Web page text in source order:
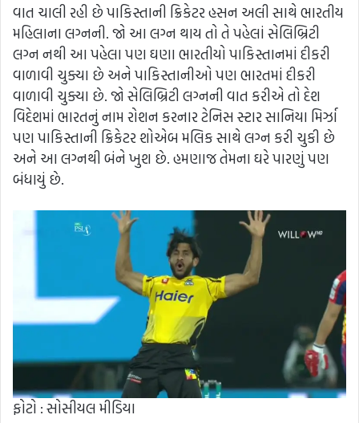
વાત ચાલી રહી છે પાકિસ્તાની ક્રિકેટર હસન અલી સાથે ભારતીય
મહિલાના લગ્નની. જો આ લગ્ન થાય તો તે પહેલાં સેલિબ્રિટી
લગ્ન નથી આ પહેલા પણ ઘણા ભારતીયો પાકિસ્તાનમાં દીકરી
વાળાવી ચુક્યા છે અને પાકિસ્તાનીઓ પણ ભારતમાં દીકરી
વાળાવી ચુક્યા છે. જો સેલિબ્રિટી લગ્નની વાત કરીએ તો દેશ
વિદેશમાં ભારતનું નામ રોશન કરનાર ટેનિસ સ્ટાર સાનિયા મિર્ઝા
પણ પાકિસ્તાની ક્રિકેટર શોએબ મલિક સાથે લગ્ન કરી ચુકી છે
અને આ લગ્નથી બંને ખુશ છે. હમણાજ તેમના ઘરે પારણું પણ
બંધાયું છે.
ફોટો : સોસીયલ મીડિયા